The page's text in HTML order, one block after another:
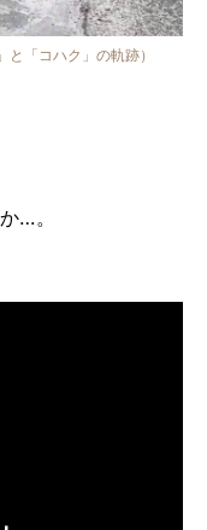
「コハク」の軌跡）
…。